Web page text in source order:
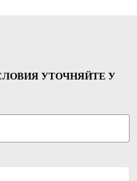
УТОЧНЯЙТЕ У